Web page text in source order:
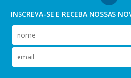
INSCREVA-SE E RECEBA NOSSAS